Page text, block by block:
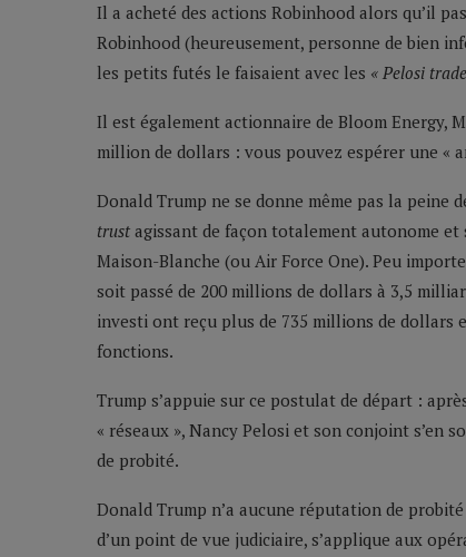
Il a acheté des actions Robinhood alors qu’il
Robinhood (heureusement, personne de bien
les petits futés le faisaient avec les « Pelosi
Il est également actionnaire de Bloom Energy,
million de dollars : vous pouvez espérer une «
Donald Trump ne se donne même pas la peine
trust agissant de façon totalement autonome et
Maison-Blanche (ou Air Force One). Peu
soit passé de 200 millions de dollars à 3,5
investi ont reçu plus de 735 millions de dollars
fonctions.
Trump s’appuie sur ce postulat de départ :
« réseaux », Nancy Pelosi et son conjoint s’en
de probité.
Donald Trump n’a aucune réputation de
d’un point de vue judiciaire, s’applique aux